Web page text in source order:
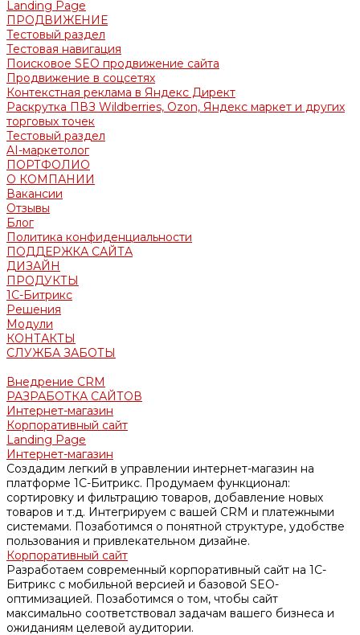
Landing Page
ПРОДВИЖЕНИЕ
Тестовый раздел
Тестовая навигация
Поисковое SEO продвижение сайта
Продвижение в соцсетях
Контекстная реклама в Яндекс Директ
Раскрутка ПВЗ Wildberries, Ozon, Яндекс маркет и других
торговых точек
Тестовый раздел
AI-маркетолог
ПОРТФОЛИО
О КОМПАНИИ
Вакансии
Отзывы
Блог
Политика конфиденциальности
ПОДДЕРЖКА САЙТА
ДИЗАЙН
ПРОДУКТЫ
1С-Битрикс
Решения
Модули
КОНТАКТЫ
СЛУЖБА ЗАБОТЫ
Внедрение CRM
РАЗРАБОТКА САЙТОВ
Интернет-магазин
Корпоративный сайт
Landing Page
Интернет-магазин
Создадим легкий в управлении интернет-магазин на
платформе 1С-Битрикс. Продумаем функционал:
сортировку и фильтрацию товаров, добавление новых
товаров и т.д. Интегрируем с вашей CRM и платежными
системами. Позаботимся о понятной структуре, удобстве
пользования и привлекательном дизайне.
Корпоративный сайт
Разработаем современный корпоративный сайт на 1С-
Битрикс с мобильной версией и базовой SEO-
оптимизацией. Позаботимся о том, чтобы сайт
максимально соответствовал задачам вашего бизнеса и
ожиданиям целевой аудитории.